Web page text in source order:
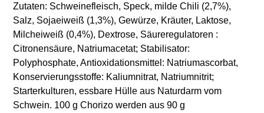
Zutaten: Schweinefleisch, Speck, milde Chili (2,7%),
Salz, Sojaeiweiß (1,3%), Gewürze, Kräuter, Laktose,
Milcheiweiß (0,4%), Dextrose, Säureregulatoren :
Citronensäure, Natriumacetat; Stabilisator:
Polyphosphate, Antioxidationsmittel: Natriumascorbat,
Konservierungsstoffe: Kaliumnitrat, Natriumnitrit;
Starterkulturen, essbare Hülle aus Naturdarm vom
Schwein. 100 g Chorizo werden aus 90 g